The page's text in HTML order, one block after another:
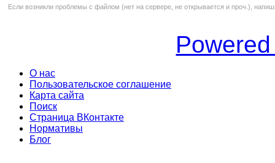
Если возникли проблемы с файлом (нет на сервере, не открывается и проч.),
О нас
Пользовательское соглашение
Карта сайта
Поиск
Страница ВКонтакте
Нормативы
Блог